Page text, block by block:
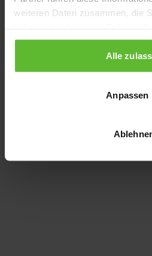
weiteren Daten zusammen, die
gesammelt haben.
Alle
Anpassen